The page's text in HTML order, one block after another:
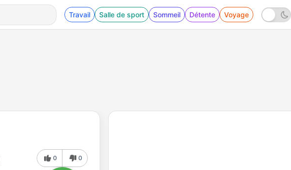
Travail Salle de sport Sommeil Détente Voyage
0 0